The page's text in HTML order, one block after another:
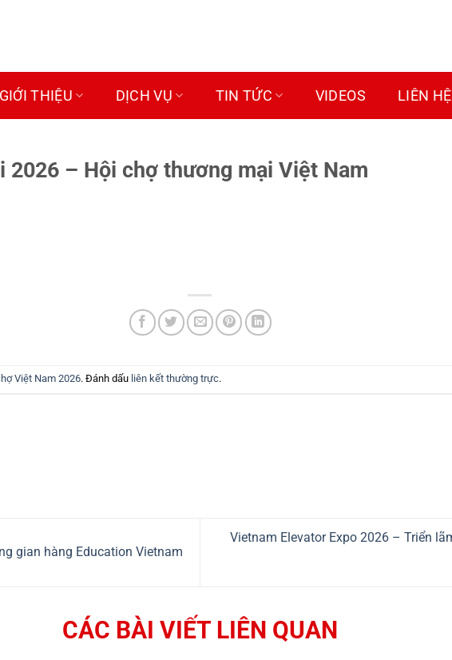
GIỚI THIỆU DỊCH VỤ TIN TỨC VIDEOS LIÊN HỆ
2026 – Hội chợ thương mại Việt Nam
Việt Nam 2026. Đánh dấu liên kết thường trực.
gian hàng Education Vietnam
Vietnam Elevator Expo 2026 – Triển
CÁC BÀI VIẾT LIÊN QUAN